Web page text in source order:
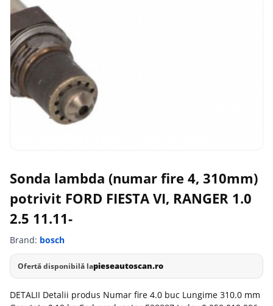
Sonda lambda (numar fire 4, 310mm)
potrivit FORD FIESTA VI, RANGER 1.0
2.5 11.11-
Brand: bosch
Ofertă disponibilă lapieseautoscan.ro
DETALII Detalii produs Numar fire 4.0 buc Lungime 310.0 mm